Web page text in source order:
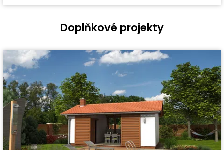
Dispozice:
5+1
Doplňkové projekty